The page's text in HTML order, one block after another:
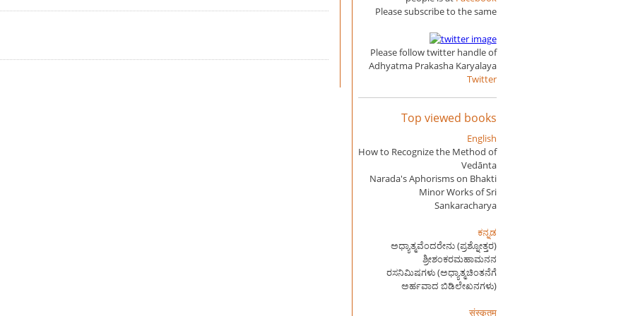
Please subscribe to the same
Please follow twitter handle of
Adhyatma Prakasha Karyalaya
Twitter
Top viewed books
English
How to Recognize the Method of
Vedānta
Narada's Aphorisms on Bhakti
Minor Works of Sri
Sankaracharya
ಕನ್ನಡ
ಅಧ್ಯಾತ್ಮವೆಂದರೇನು (ಪ್ರಶ್ನೋತ್ತರ)
ಶ್ರೀಶಂಕರಮಹಾಮನನ
ರಸನಿಮಿಷಗಳು (ಅಧ್ಯಾತ್ಮಚಿಂತನೆಗೆ
ಅರ್ಹವಾದ ಬಿಡಿಲೇಖನಗಳು)
संस्कृतम्